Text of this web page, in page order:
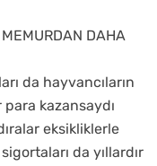
DAHA
da hayvancıların
para kazansaydı
eksikliklerle
da yıllardır